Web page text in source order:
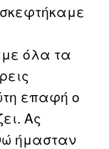
όλα τα
επαφή ο
Ας
ήμασταν